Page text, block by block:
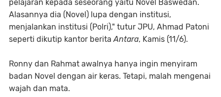
pelajaran kepada seseorang yaitu Novel Baswedan.
Alasannya dia (Novel) lupa dengan institusi,
menjalankan institusi (Polri)," tutur JPU, Ahmad Patoni
seperti dikutip kantor beritaAntara, Kamis (11/6).
Ronny dan Rahmat awalnya hanya ingin menyiram
badan Novel dengan air keras. Tetapi, malah mengenai
wajah dan mata.